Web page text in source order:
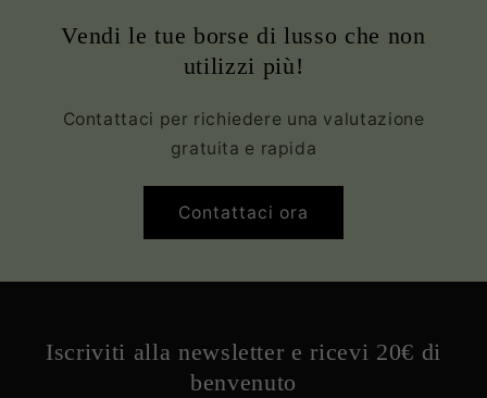
Vendi le tue borse di lusso che non
utilizzi più!
Contattaci per richiedere una valutazione
gratuita e rapida
Contattaci ora
Iscriviti alla newsletter e ricevi 20€ di
benvenuto